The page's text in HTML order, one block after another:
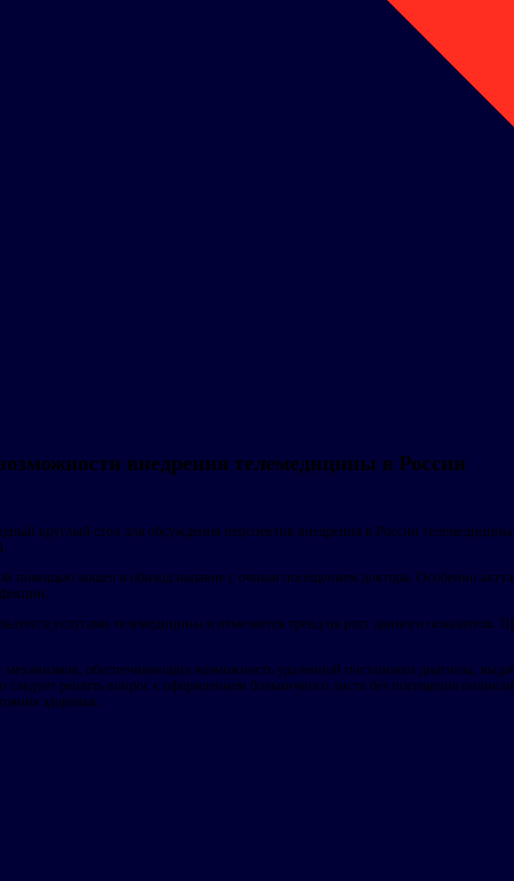
внедрения телемедицины в России
круглый стол для обсуждения перспектив внедрения в России
помощью вошел в обиход наравне с очным посещением доктора. Особенно
услугами телемедицины и отмечается тренд на рост данного показателя.
обеспечивающих возможность удаленной постановки диагноза,
решить вопрос с оформлением больничного листа без посещения
здоровья.